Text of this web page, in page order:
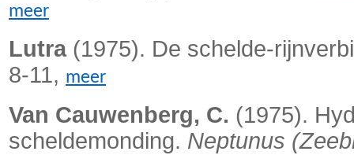
meer
Lutra(1975). De schelde-
8-11, meer
Van Cauwenberg, C. (1975).
scheldemonding. Neptunus